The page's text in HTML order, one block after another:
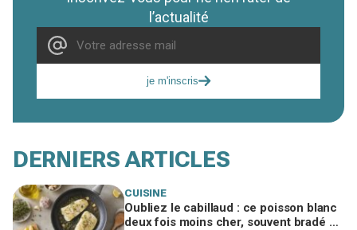
l’actualité
je m'inscris
DERNIERS ARTICLES
CUISINE
Oubliez le cabillaud : ce poisson blanc
deux fois moins cher, souvent bradé en